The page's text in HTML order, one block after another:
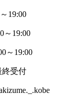
19:00
19:00
終受付